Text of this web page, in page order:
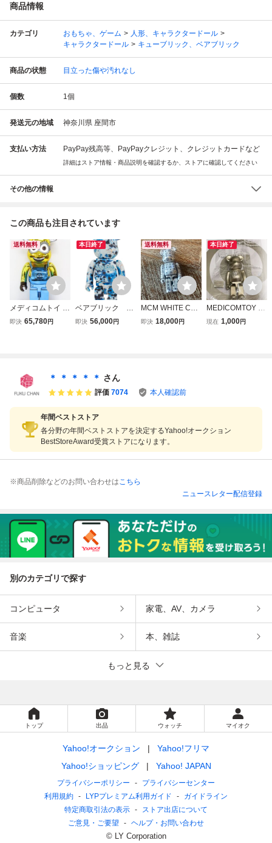
商品情報
カテゴリ おもちゃ、ゲーム
人形、キャラクタードール
キャラクタードール
キューブリック、ベアブリック
商品の状態 目立った傷や汚れなし
個数 1個
発送元の地域 神奈川県 座間市
支払い方法 PayPay残高等、PayPayクレジット、クレジットカードなど
詳細はストア情報・商品説明を確認するか、ストアに確認してください
その他の情報
この商品も注目されています
送料無料
メディコムトイ B
E@RBRICK ベア
即決 65,780円
本日終了
ベアブリック BE
@RBRICK LFYT
即決 56,000円
送料無料
MCM WHITE CHR
OME Ver. ベアブ
即決 18,000円
本日終了
MEDICOMTOY T
OKYO ノベルテ
現在 1,000円
＊ ＊ ＊ ＊ ＊ さん
評価 7074 本人確認前
年間ベストストア
各分野の年間ベストストアを決定するYahoo!オークション
BestStoreAward受賞ストアになります。
※商品削除などのお問い合わせはこちら
ニュースレター配信登録
別のカテゴリで探す
コンピュータ 家電、AV、カメラ
音楽 本、雑誌
もっと見る
トップ 出品 ウォッチ マイオク
Yahoo!オークション
Yahoo!フリマ
Yahoo!ショッピング
Yahoo! JAPAN
プライバシーポリシー
プライバシーセンター
利用規約
LYPプレミアム利用ガイド
ガイドライン
特定商取引法の表示
ストア出店について
ご意見・ご要望
ヘルプ・お問い合わせ
© LY Corporation